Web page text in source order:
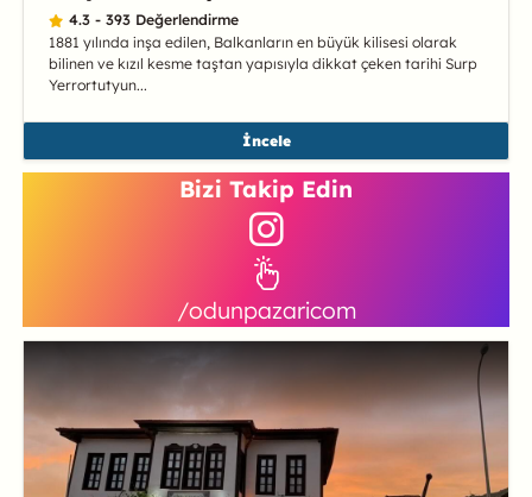
4.3 - 393 Değerlendirme
1881 yılında inşa edilen, Balkanların en büyük kilisesi olarak
bilinen ve kızıl kesme taştan yapısıyla dikkat çeken tarihi Surp
Yerrortutyun...
İncele
Bizi Takip Edin
/odunpazaricom